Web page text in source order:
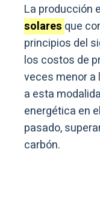
La producción
solares que
principios del
los costos de
veces menor a
a esta
energética en
pasado,
carbón.